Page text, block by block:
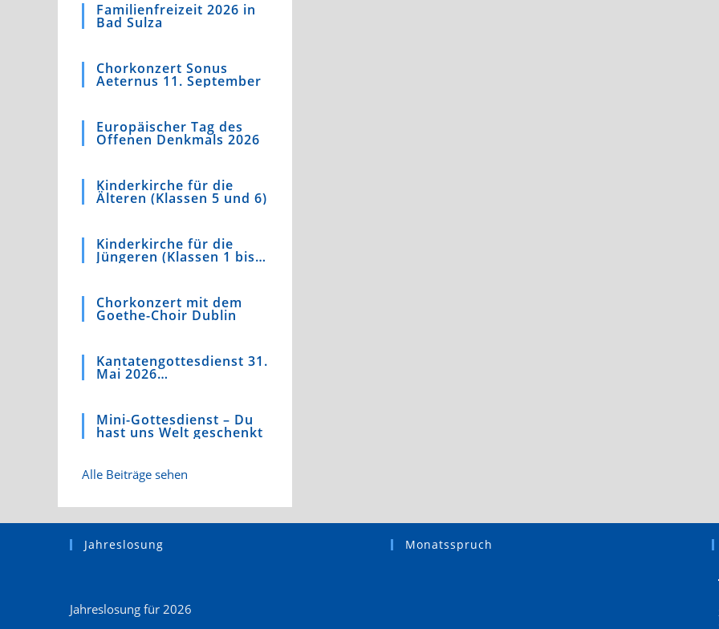
Familienfreizeit 2026 in
Bad Sulza
Chorkonzert Sonus
Aeternus 11. September
Europäischer Tag des
Offenen Denkmals 2026
Kinderkirche für die
Älteren (Klassen 5 und 6)
Kinderkirche für die
Jüngeren (Klassen 1 bis
Chorkonzert mit dem
Goethe-Choir Dublin
Kantatengottesdienst 31.
Mai 2026
Mini-Gottesdienst – Du
hast uns Welt geschenkt
Alle Beiträge sehen
Jahreslosung
Jahreslosung für 2026
Monatsspruch